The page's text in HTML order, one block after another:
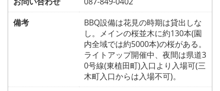
備考
BBQ設備は花見の時期は貸出しな
し。メインの桜並木に約130本(園
内全域では約5000本)の桜がある。
ライトアップ開催中、夜間は県道3
0号線(東植田町)入口より入場可(三
木町入口からは入場不可)。